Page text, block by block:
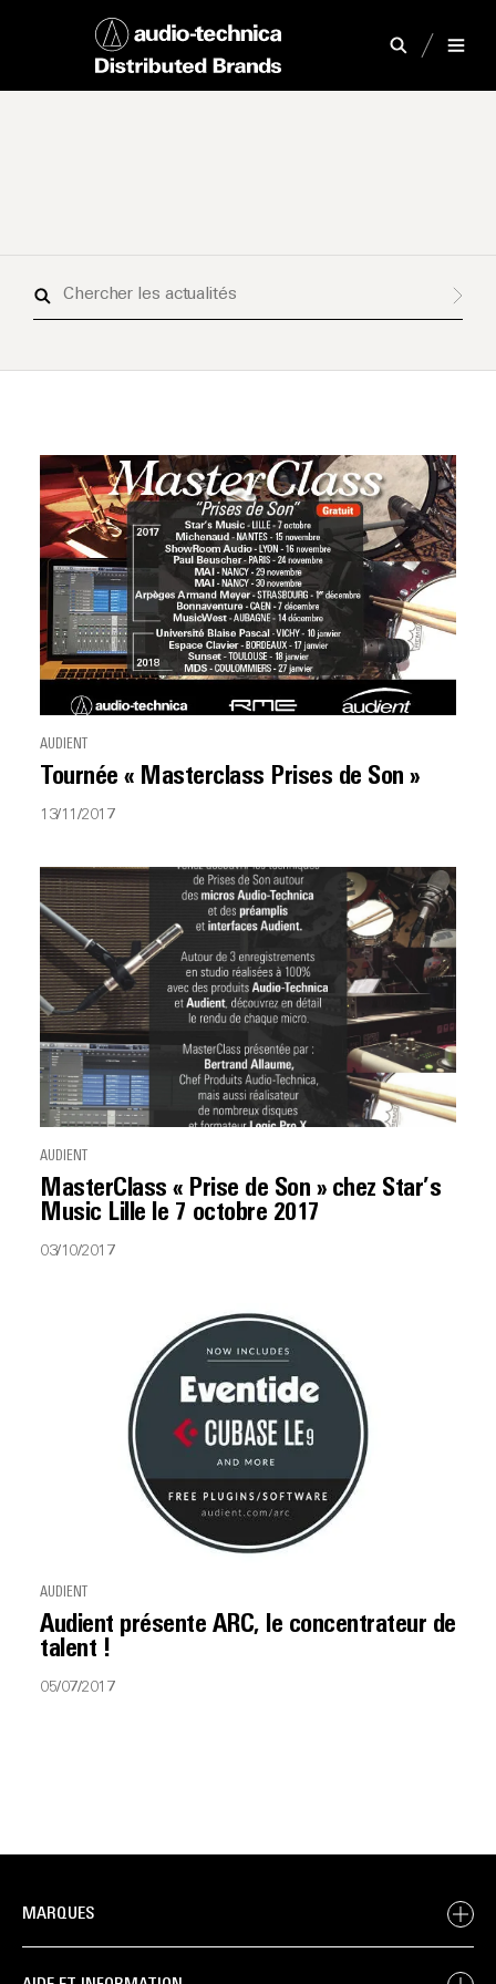
Chercher
AUDIENT
Tournée « Masterclass Prises de Son »
13/11/2017
AUDIENT
MasterClass « Prise de Son » chez Star’s
Music Lille le 7 octobre 2017
03/10/2017
AUDIENT
Audient présente ARC, le concentrateur de
talent !
05/07/2017
MARQUES